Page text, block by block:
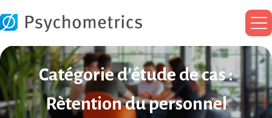
Catégorie d'étude de cas :
Rètention du personnel